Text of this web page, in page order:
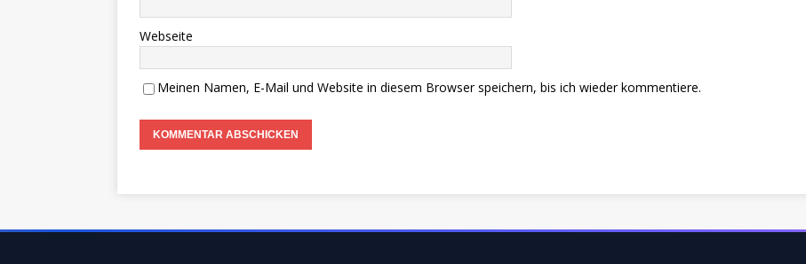
Webseite
Meinen Namen, E-Mail und Website in diesem Browser speichern, bis ich wieder kommentiere.